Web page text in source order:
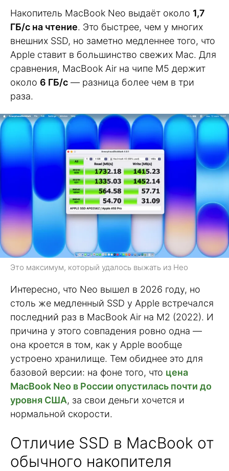
Накопитель MacBook Neo выдаёт около 1,7
ГБ/с на чтение. Это быстрее, чем у многих
внешних SSD, но заметно медленнее того, что
Apple ставит в большинство свежих Mac. Для
сравнения, MacBook Air на чипе M5 держит
около 6 ГБ/с — разница более чем в три
раза.
Это максимум, который удалось выжать из Нео
Интересно, что Neo вышел в 2026 году, но
столь же медленный SSD у Apple встречался
последний раз в MacBook Air на M2 (2022). И
причина у этого совпадения ровно одна —
она кроется в том, как у Apple вообще
устроено хранилище. Тем обиднее это для
базовой версии: на фоне того, что цена
MacBook Neo в России опустилась почти до
уровня США, за свои деньги хочется и
нормальной скорости.
Отличие SSD в MacBook от
обычного накопителя